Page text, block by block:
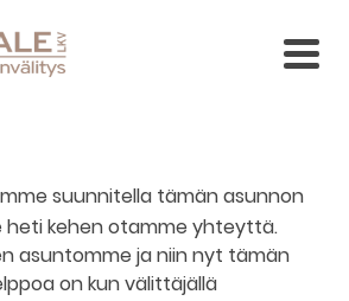
suunnitella tämän asunnon
heti kehen otamme yhteyttä.
asuntomme ja niin nyt tämän
on kun välittäjällä